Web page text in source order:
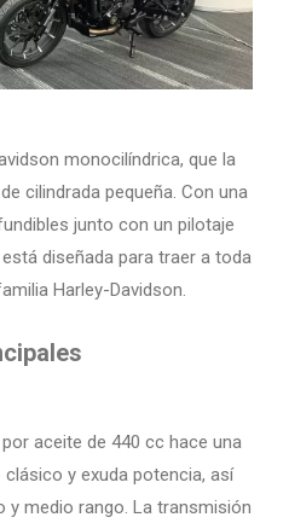
monocilíndrica, que la
cilindrada pequeña. Con una
junto con un pilotaje
diseñada para traer a toda
Harley-Davidson.
aceite de 440 cc hace una
y exuda potencia, así
y medio rango. La transmisión